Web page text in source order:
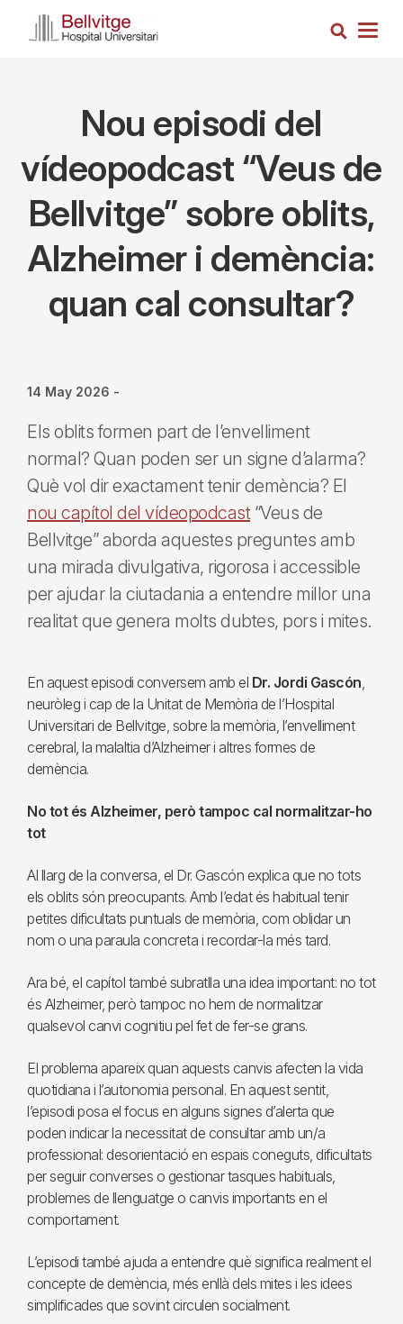
Search
Nou episodi del
vídeopodcast “Veus de
Bellvitge” sobre oblits,
Alzheimer i demència:
quan cal consultar?
14 May 2026 -
Els oblits formen part de l’envelliment
normal? Quan poden ser un signe d’alarma?
Què vol dir exactament tenir demència? El
nou capítol del vídeopodcast“Veus de
Bellvitge” aborda aquestes preguntes amb
una mirada divulgativa, rigorosa i accessible
per ajudar la ciutadania a entendre millor una
realitat que genera molts dubtes, pors i mites.
En aquest episodi conversem amb el Dr. Jordi Gascón,
neuròleg i cap de la Unitat de Memòria de l’Hospital
Universitari de Bellvitge, sobre la memòria, l’envelliment
cerebral, la malaltia d’Alzheimer i altres formes de
demència.
No tot és Alzheimer, però tampoc cal normalitzar-ho
tot
Al llarg de la conversa, el Dr. Gascón explica que no tots
els oblits són preocupants. Amb l’edat és habitual tenir
petites dificultats puntuals de memòria, com oblidar un
nom o una paraula concreta i recordar-la més tard.
Ara bé, el capítol també subratlla una idea important: no tot
és Alzheimer, però tampoc no hem de normalitzar
qualsevol canvi cognitiu pel fet de fer-se grans.
El problema apareix quan aquests canvis afecten la vida
quotidiana i l’autonomia personal. En aquest sentit,
l’episodi posa el focus en alguns signes d’alerta que
poden indicar la necessitat de consultar amb un/a
professional: desorientació en espais coneguts, dificultats
per seguir converses o gestionar tasques habituals,
problemes de llenguatge o canvis importants en el
comportament.
L’episodi també ajuda a entendre què significa realment el
concepte de demència, més enllà dels mites i les idees
simplificades que sovint circulen socialment.